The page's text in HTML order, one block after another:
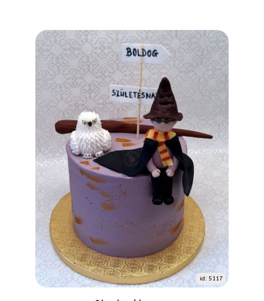
id: 5117